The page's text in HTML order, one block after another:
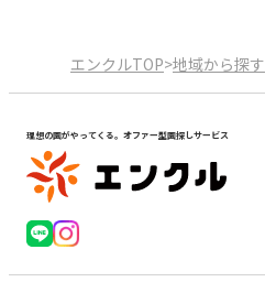
エンクルTOP>地域から探す
理想の園がやってくる。オファー型園探しサービス